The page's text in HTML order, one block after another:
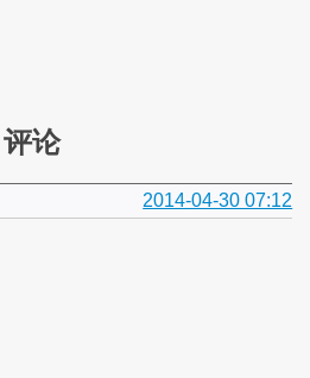
评论
2014-04-30 07:12